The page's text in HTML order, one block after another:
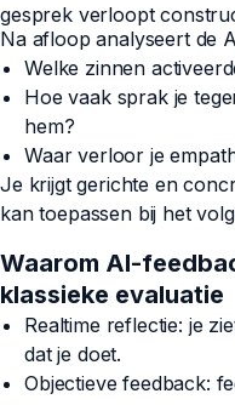
gesprek verloopt
Na afloop analyseert de
Welke zinnen
Hoe vaak sprak je
hem?
Waar verloor je
Je krijgt gerichte en
kan toepassen bij het
Waarom AI-
klassieke evaluatie
Realtime reflectie: je
dat je doet.
Objectieve feedback: